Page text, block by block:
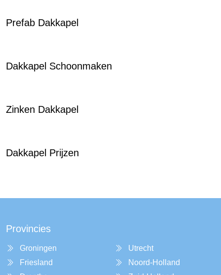
Prefab Dakkapel
Dakkapel Schoonmaken
Zinken Dakkapel
Dakkapel Prijzen
Provincies
Groningen
Friesland
Utrecht
Noord-Holland